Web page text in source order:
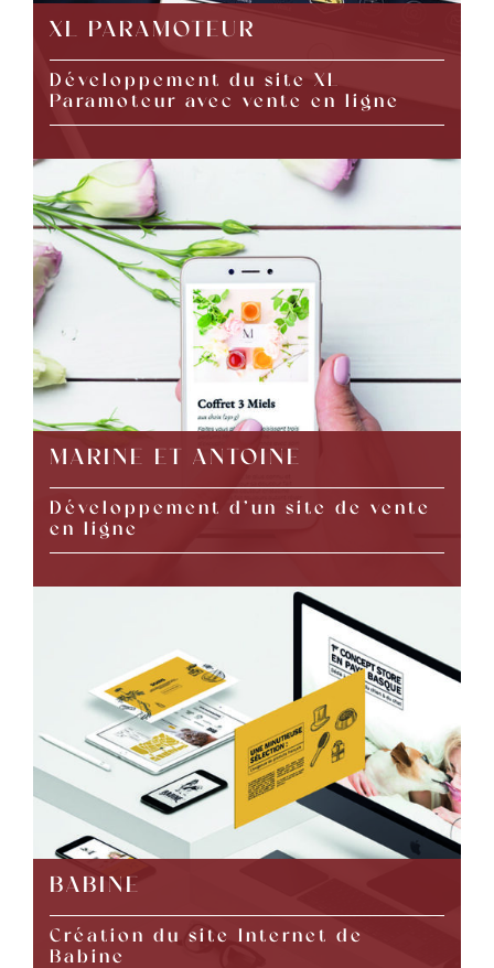
XL PARAMOTEUR
Développement du site XL
Paramoteur avec vente en ligne
MARINE ET ANTOINE
Développement d’un site de vente
en ligne
BABINE
Création du site Internet de
Babine